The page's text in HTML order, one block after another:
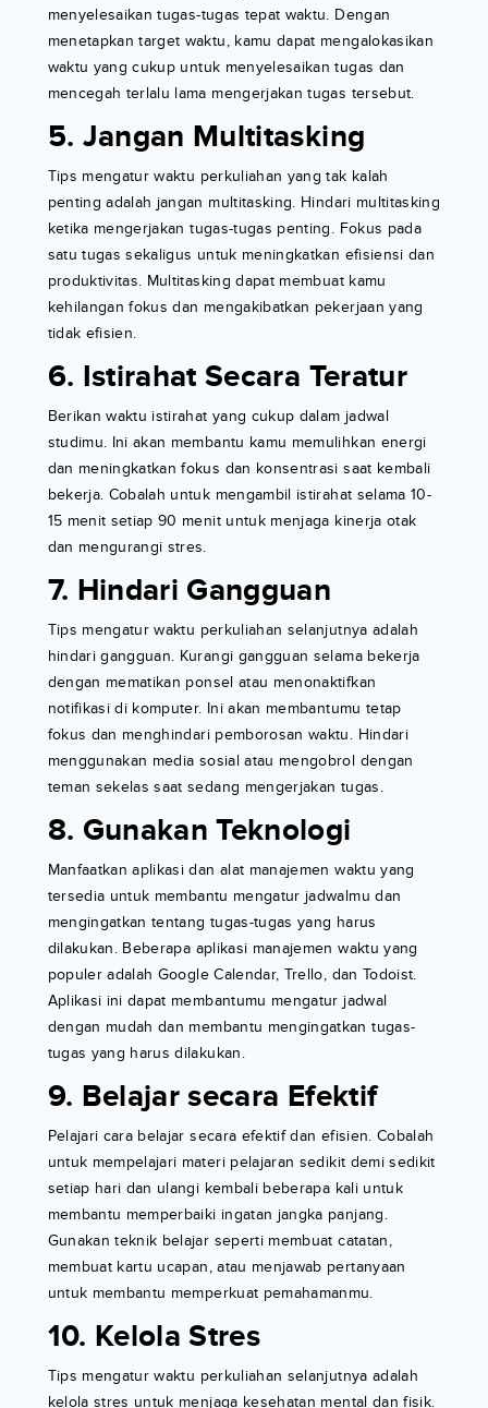
menyelesaikan tugas-tugas tepat waktu. Dengan
menetapkan target waktu, kamu dapat mengalokasikan
waktu yang cukup untuk menyelesaikan tugas dan
mencegah terlalu lama mengerjakan tugas tersebut.
5. Jangan Multitasking
Tips mengatur waktu perkuliahan yang tak kalah
penting adalah jangan multitasking. Hindari multitasking
ketika mengerjakan tugas-tugas penting. Fokus pada
satu tugas sekaligus untuk meningkatkan efisiensi dan
produktivitas. Multitasking dapat membuat kamu
kehilangan fokus dan mengakibatkan pekerjaan yang
tidak efisien.
6. Istirahat Secara Teratur
Berikan waktu istirahat yang cukup dalam jadwal
studimu. Ini akan membantu kamu memulihkan energi
dan meningkatkan fokus dan konsentrasi saat kembali
bekerja. Cobalah untuk mengambil istirahat selama 10-
15 menit setiap 90 menit untuk menjaga kinerja otak
dan mengurangi stres.
7. Hindari Gangguan
Tips mengatur waktu perkuliahan selanjutnya adalah
hindari gangguan. Kurangi gangguan selama bekerja
dengan mematikan ponsel atau menonaktifkan
notifikasi di komputer. Ini akan membantumu tetap
fokus dan menghindari pemborosan waktu. Hindari
menggunakan media sosial atau mengobrol dengan
teman sekelas saat sedang mengerjakan tugas.
8. Gunakan Teknologi
Manfaatkan aplikasi dan alat manajemen waktu yang
tersedia untuk membantu mengatur jadwalmu dan
mengingatkan tentang tugas-tugas yang harus
dilakukan. Beberapa aplikasi manajemen waktu yang
populer adalah Google Calendar, Trello, dan Todoist.
Aplikasi ini dapat membantumu mengatur jadwal
dengan mudah dan membantu mengingatkan tugas-
tugas yang harus dilakukan.
9. Belajar secara Efektif
Pelajari cara belajar secara efektif dan efisien. Cobalah
untuk mempelajari materi pelajaran sedikit demi sedikit
setiap hari dan ulangi kembali beberapa kali untuk
membantu memperbaiki ingatan jangka panjang.
Gunakan teknik belajar seperti membuat catatan,
membuat kartu ucapan, atau menjawab pertanyaan
untuk membantu memperkuat pemahamanmu.
10. Kelola Stres
Tips mengatur waktu perkuliahan selanjutnya adalah
kelola stres untuk menjaga kesehatan mental dan fisik.